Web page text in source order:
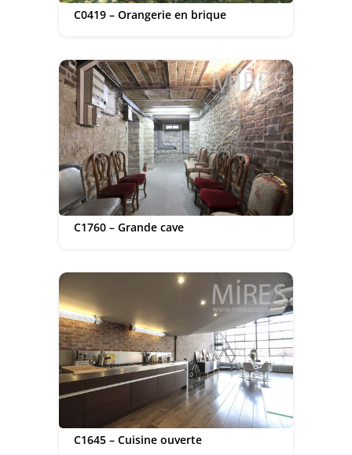
C0419 – Orangerie en brique
C1760 – Grande cave
C1645 – Cuisine ouverte